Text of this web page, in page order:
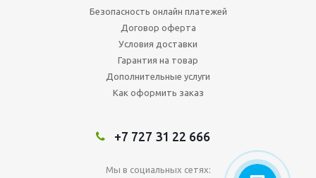
Безопасность онлайн платежей
Договор оферта
Условия доставки
Гарантия на товар
Дополнительные услуги
Как оформить заказ
+7 727 31 22 666
Мы в социальных сетях: